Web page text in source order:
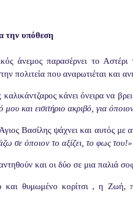
την υπόθεση
άνεμος παρασέρνει το
πολιτεία που αναρωτιέται και
κάνει όνειρα να
μου και εισιτήριο ακριβό, για
Βασίλης ψάχνει και αυτός με
σε όποιον το αξίζει, το φως του!»
και οι δύο σε μια παλιά
και θυμωμένο κορίτσι , η Ζωή,